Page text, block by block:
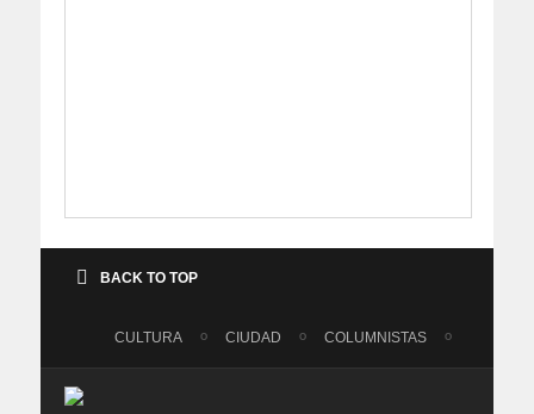
BACK TO TOP
CULTURA CIUDAD COLUMNISTAS